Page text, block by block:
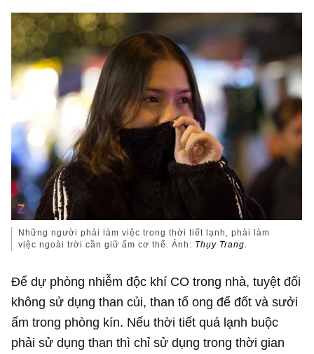
Những người phải làm việc trong thời tiết lạnh, phải làm
việc ngoài trời cần giữ ấm cơ thể. Ảnh: Thụy Trang.
Để dự phòng nhiễm độc khí CO trong nhà, tuyệt đối
không sử dụng than củi, than tổ ong để đốt và sưởi
ấm trong phòng kín. Nếu thời tiết quá lạnh buộc
phải sử dụng than thì chỉ sử dụng trong thời gian